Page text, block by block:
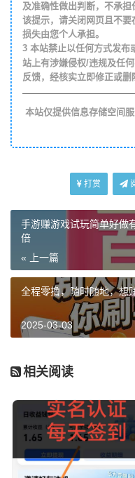
及准确性做出判断，不承
该提示，请关闭网页且不
损失由您个人承担。
3本站禁止以任何方式发布
站上有涉嫌侵权/违规及任
反馈，经核实立即修正或删
本站仅提供信息存储空间
打赏
手游赚游戏试玩简单好做
倍
« 上一篇
全程零撸，随时随地，想
2025-03-03
相关阅读